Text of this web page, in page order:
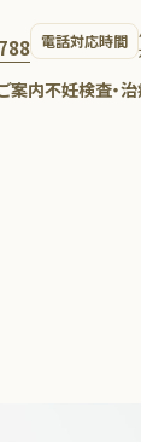
電話対応時間
案内不妊検査・